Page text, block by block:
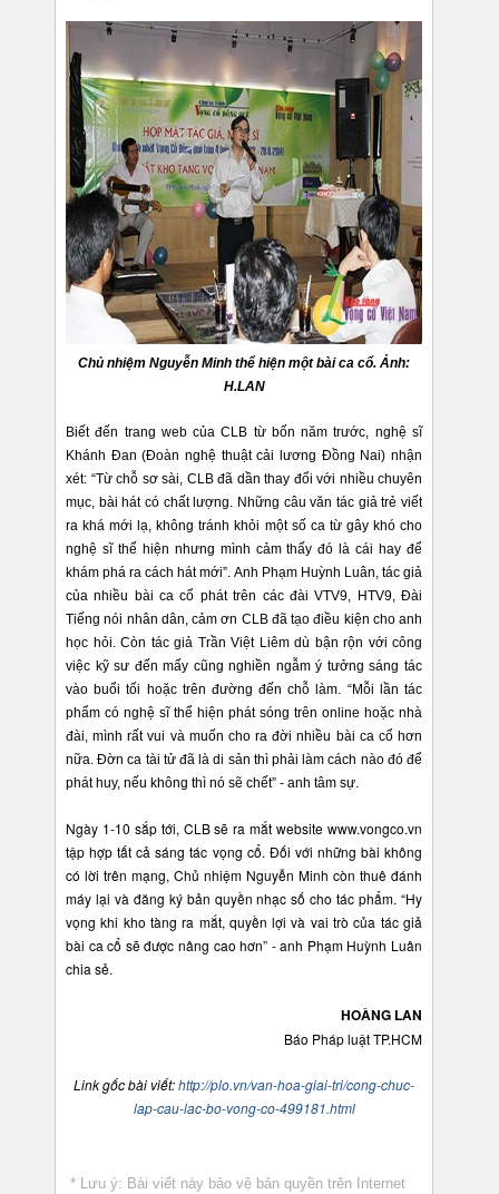
Chủ nhiệm Nguyễn Minh thể hiện một bài ca cổ. Ảnh:
H.LAN
Biết đến trang web của CLB từ bốn năm trước, nghệ sĩ
Khánh Đan (Đoàn nghệ thuật cải lương Đồng Nai) nhận
xét: “Từ chỗ sơ sài, CLB đã dần thay đổi với nhiều chuyên
mục, bài hát có chất lượng. Những câu văn tác giả trẻ viết
ra khá mới lạ, không tránh khỏi một số ca từ gây khó cho
nghệ sĩ thể hiện nhưng mình cảm thấy đó là cái hay để
khám phá ra cách hát mới”. Anh Phạm Huỳnh Luân, tác giả
của nhiều bài ca cổ phát trên các đài VTV9, HTV9, Đài
Tiếng nói nhân dân, cảm ơn CLB đã tạo điều kiện cho anh
học hỏi. Còn tác giả Trần Việt Liêm dù bận rộn với công
việc kỹ sư đến mấy cũng nghiền ngẫm ý tưởng sáng tác
vào buổi tối hoặc trên đường đến chỗ làm. “Mỗi lần tác
phẩm có nghệ sĩ thể hiện phát sóng trên online hoặc nhà
đài, mình rất vui và muốn cho ra đời nhiều bài ca cổ hơn
nữa. Đờn ca tài tử đã là di sản thì phải làm cách nào đó để
phát huy, nếu không thì nó sẽ chết” - anh tâm sự.
Ngày 1-10 sắp tới, CLB sẽ ra mắt website www.vongco.vn
tập hợp tất cả sáng tác vọng cổ. Đối với những bài không
có lời trên mạng, Chủ nhiệm Nguyễn Minh còn thuê đánh
máy lại và đăng ký bản quyền nhạc số cho tác phẩm. “Hy
vọng khi kho tàng ra mắt, quyền lợi và vai trò của tác giả
bài ca cổ sẽ được nâng cao hơn” - anh Phạm Huỳnh Luân
chia sẻ.
HOÀNG LAN
Báo Pháp luật TP.HCM
Link gốc bài viết:http://plo.vn/van-hoa-giai-tri/cong-chuc-
lap-cau-lac-bo-vong-co-499181.html
* Lưu ý: Bài viết này bảo vệ bản quyền trên Internet